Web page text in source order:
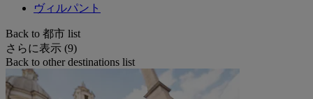
ヴィルパント
Back to 都市 list
さらに表示 (9)
Back to other destinations list